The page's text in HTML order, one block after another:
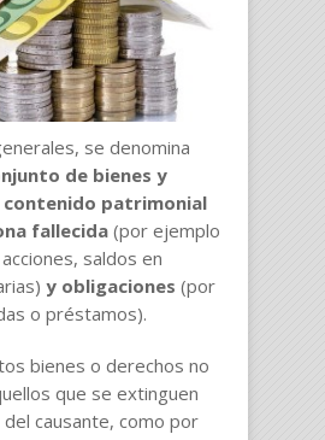
se denomina
de bienes y
contenido patrimonial
fallecida (por ejemplo
saldos en
y obligaciones (por
o préstamos).
bienes o derechos no
que se extinguen
causante, como por